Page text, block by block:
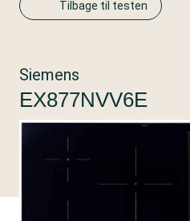
Tilbage til testen
Siemens
EX877NVV6E